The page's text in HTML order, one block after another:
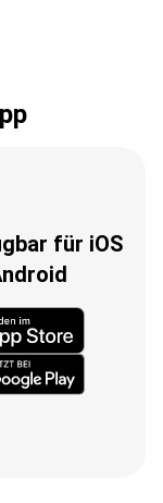
für iOS